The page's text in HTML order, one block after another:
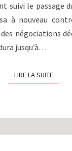
suivi le passage
à nouveau
des négociations
jusqu’à…
LIRE LA SUITELIRE